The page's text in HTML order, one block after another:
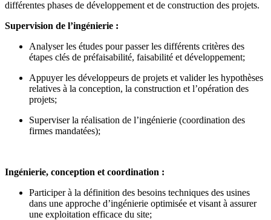
différentes phases de développement et de construction des projets.
Supervision de l’ingénierie :
Analyser les études pour passer les différents critères des
étapes clés de préfaisabilité, faisabilité et développement;
Appuyer les développeurs de projets et valider les hypothèses
relatives à la conception, la construction et l’opération des
projets;
Superviser la réalisation de l’ingénierie (coordination des
firmes mandatées);
Ingénierie, conception et coordination :
Participer à la définition des besoins techniques des usines
dans une approche d’ingénierie optimisée et visant à assurer
une exploitation efficace du site;